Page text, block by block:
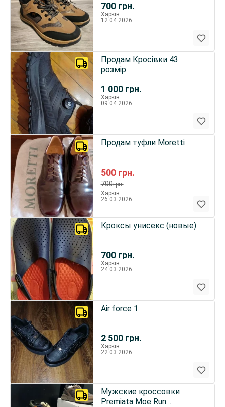
700 грн.
Харків
12.04.2026
1 000 грн.
Продам Кросівки 43
розмір
Харків
09.04.2026
500 грн.
700грн.
Продам туфли Moretti
Харків
26.03.2026
700 грн.
Кроксы унисекс (новые)
Харків
24.03.2026
2 500 грн.
Air force 1
Харків
22.03.2026
Мужские кроссовки
Premiata Moe Run